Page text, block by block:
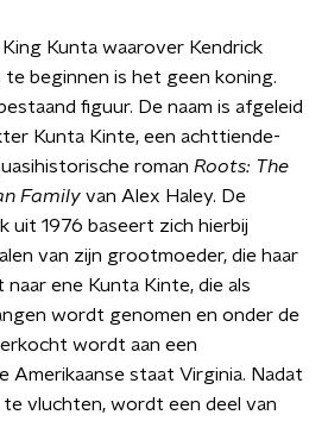
King Kunta waarover Kendrick
te beginnen is het geen koning.
figuur. De naam is afgeleid
Kunta Kinte, een achttiende-
roman Roots: The
Family van Alex Haley. De
uit 1976 baseert zich hierbij
van zijn grootmoeder, die haar
ene Kunta Kinte, die als
wordt genomen en onder de
wordt aan een
Amerikaanse staat Virginia. Nadat
vluchten, wordt een deel van